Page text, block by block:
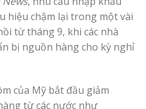
hiệu chậm lại trong một vài
từ tháng 9, khi các nhà
bị nguồn hàng cho kỳ nghỉ
của Mỹ bắt đầu giảm
từ các nước như